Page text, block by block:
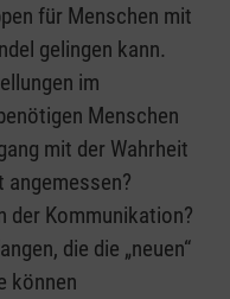
für Menschen mit
gelingen kann.
im
Menschen
mit der Wahrheit
der Kommunikation?
die die „neuen“
können